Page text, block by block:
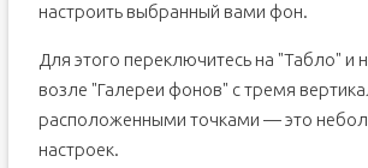
настроить выбранный вами фон.
Для этого переключитесь на "Табло" и
возле "Галереи фонов" с тремя
расположенными точками — это
настроек.